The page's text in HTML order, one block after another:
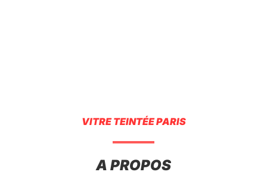
VITRE TEINTÉE PARIS
A PROPOS